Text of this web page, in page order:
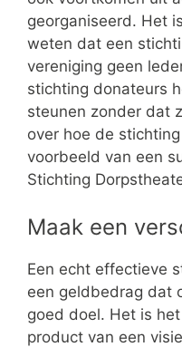
georganiseerd. Het
weten dat een
vereniging geen
stichting donateurs
steunen zonder dat
over hoe de
voorbeeld van een
Stichting
Maak een
Een echt effectieve
een geldbedrag dat
goed doel. Het is
product van een